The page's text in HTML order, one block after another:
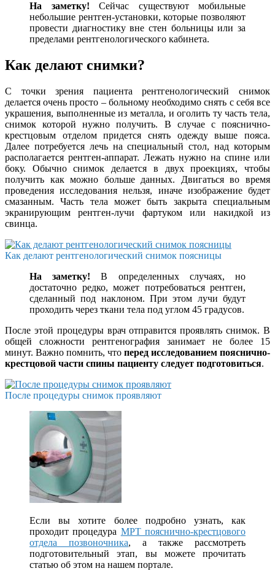
На заметку! Сейчас существуют мобильные
небольшие рентген-установки, которые позволяют
провести диагностику вне стен больницы или за
пределами рентгенологического кабинета.
Как делают снимки?
С точки зрения пациента рентгенологический снимок
делается очень просто – больному необходимо снять с себя все
украшения, выполненные из металла, и оголить ту часть тела,
снимок которой нужно получить. В случае с пояснично-
крестцовым отделом придется снять одежду выше пояса.
Далее потребуется лечь на специальный стол, над которым
располагается рентген-аппарат. Лежать нужно на спине или
боку. Обычно снимок делается в двух проекциях, чтобы
получить как можно больше данных. Двигаться во время
проведения исследования нельзя, иначе изображение будет
смазанным. Часть тела может быть закрыта специальным
экранирующим рентген-лучи фартуком или накидкой из
свинца.
Как делают рентгенологический снимок поясницы
На заметку! В определенных случаях, но
достаточно редко, может потребоваться рентген,
сделанный под наклоном. При этом лучи будут
проходить через ткани тела под углом 45 градусов.
После этой процедуры врач отправится проявлять снимок. В
общей сложности рентгенография занимает не более 15
минут. Важно помнить, что перед исследованием пояснично-
крестцовой части спины пациенту следует подготовиться.
После процедуры снимок проявляют
Если вы хотите более подробно узнать, как
проходит процедура МРТ пояснично-крестцового
отдела позвоночника, а также рассмотреть
подготовительный этап, вы можете прочитать
статью об этом на нашем портале.